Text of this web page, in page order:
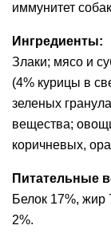
иммунитет
Ингредиенты:
Злаки; мясо и
(4% курицы в
зеленых
вещества;
коричневых,
Питательные
Белок 17%, жир
2%.